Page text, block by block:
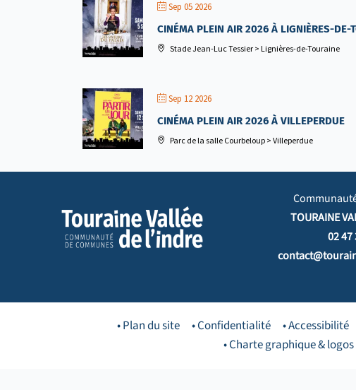
Sep 05 2026
CINÉMA PLEIN AIR 2026 À LIGNIÈRES-DE-
Stade Jean-Luc Tessier > Lignières-de-Touraine
Sep 12 2026
CINÉMA PLEIN AIR 2026 À VILLEPERDUE
Parc de la salle Courbeloup > Villeperdue
TOURAINE
02 47
• Plan du site • Confidentialité • Accessibilité
• Charte graphique & logos